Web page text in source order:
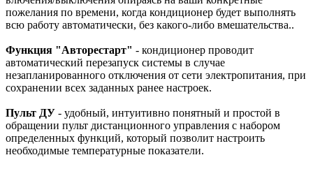
пожелания по времени, когда кондиционер будет выполнять
всю работу автоматически, без какого-либо вмешательства..
Функция "Авторестарт" - кондиционер проводит
автоматический перезапуск системы в случае
незапланированного отключения от сети электропитания, при
сохранении всех заданных ранее настроек.
Пульт ДУ - удобный, интуитивно понятный и простой в
обращении пульт дистанционного управления с набором
определенных функций, который позволит настроить
необходимые температурные показатели.